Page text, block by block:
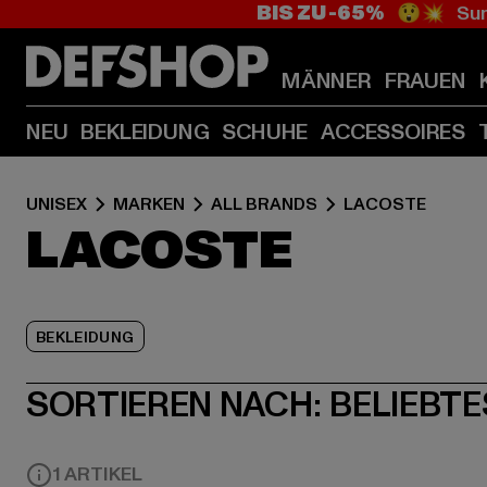
BIS ZU -65% 😲💥
MÄNNER FRAUEN
NEU BEKLEIDUNG SCHUHE ACCESSOIRES
UNISEX MARKEN ALL BRANDS LACOSTE
LACOSTE
BEKLEIDUNG
SORTIEREN NACH:
1 ARTIKEL